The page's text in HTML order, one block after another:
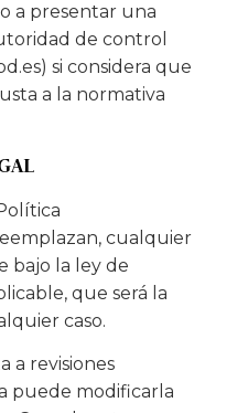
a presentar una
de control
si considera que
a la normativa
cualquier
bajo la ley de
que será la
caso.
a revisiones
puede modificarla